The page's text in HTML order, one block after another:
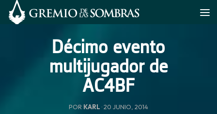
Saltar al contenido
Décimo evento
multijugador de
AC4BF
POR KARL ·20 JUNIO, 2014